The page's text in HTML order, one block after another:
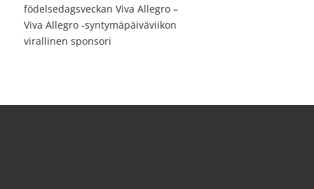
födelsedagsveckan Viva Allegro –
Viva Allegro -syntymäpäiväviikon
virallinen sponsori